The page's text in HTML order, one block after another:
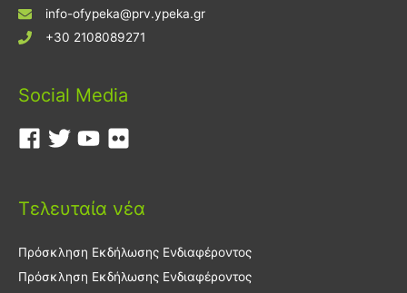
info-ofypeka@prv.ypeka.gr
+30 2108089271
Social Media
Τελευταία νέα
Πρόσκληση Εκδήλωσης Ενδιαφέροντος
Πρόσκληση Εκδήλωσης Ενδιαφέροντος